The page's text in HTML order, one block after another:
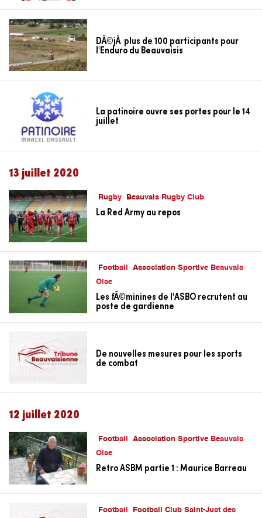
DÃ©jÃ plus de 100 participants pour
l'Enduro du Beauvaisis
La patinoire ouvre ses portes pour le 14
juillet
13 juillet 2020
Rugby Beauvais Rugby Club
La Red Army au repos
Football
Association Sportive Beauvais
Oise
Les fÃ©minines de l'ASBO recrutent au
poste de gardienne
De nouvelles mesures pour les sports
de combat
12 juillet 2020
Football
Association Sportive Beauvais
Oise
Retro ASBM partie 1 : Maurice Barreau
Football Football Club Saint-Just des